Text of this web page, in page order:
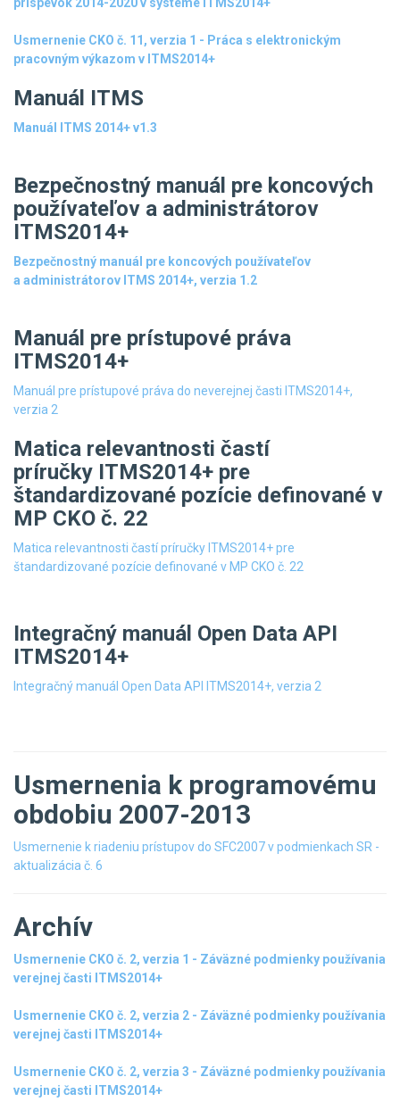
príspevok 2014-2020 v systéme ITMS2014+
Usmernenie CKO č. 11, verzia 1 - Práca s elektronickým
pracovným výkazom v ITMS2014+
Manuál ITMS
Manuál ITMS 2014+ v1.3
Bezpečnostný manuál pre koncových
používateľov a administrátorov
ITMS2014+
Bezpečnostný manuál pre koncových používateľov
a administrátorov ITMS 2014+, verzia 1.2
Manuál pre prístupové práva
ITMS2014+
Manuál pre prístupové práva do neverejnej časti ITMS2014+,
verzia 2
Matica relevantnosti častí
príručky ITMS2014+ pre
štandardizované pozície definované v
MP CKO č. 22
Matica relevantnosti častí príručky ITMS2014+ pre
štandardizované pozície definované v MP CKO č. 22
Integračný manuál Open Data API
ITMS2014+
Integračný manuál Open Data API ITMS2014+, verzia 2
Usmernenia k programovému
obdobiu 2007-2013
Usmernenie k riadeniu prístupov do SFC2007 v podmienkach SR -
aktualizácia č. 6
Archív
Usmernenie CKO č. 2, verzia 1 - Záväzné podmienky používania
verejnej časti ITMS2014+
Usmernenie CKO č. 2, verzia 2 - Záväzné podmienky používania
verejnej časti ITMS2014+
Usmernenie CKO č. 2, verzia 3 - Záväzné podmienky používania
verejnej časti ITMS2014+